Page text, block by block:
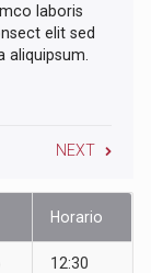
laboris
elit sed
NEXT
Horario
12:30